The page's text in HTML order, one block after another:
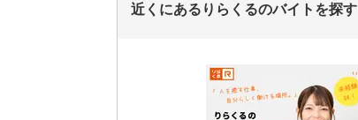
近くにあるりらくるのバイトを探す